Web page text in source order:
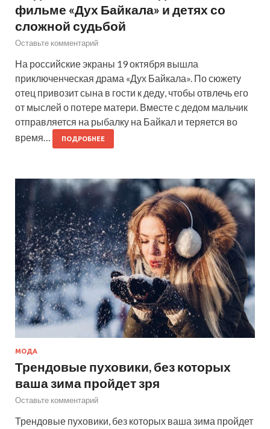
фильме «Дух Байкала» и детях со
сложной судьбой
Оставьте комментарий
На российские экраны 19 октября вышла
приключенческая драма «Дух Байкала». По сюжету
отец привозит сына в гости к деду, чтобы отвлечь его
от мыслей о потере матери. Вместе с дедом мальчик
отправляется на рыбалку на Байкал и теряется во
время…
ПОДРОБНЕЕ
МОДА
Трендовые пуховики, без которых
ваша зима пройдет зря
Оставьте комментарий
Трендовые пуховики, без которых ваша зима пройдет